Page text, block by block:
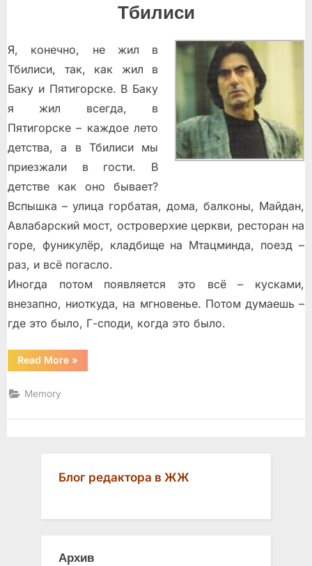
Тбилиси
Я, конечно, не жил в
Тбилиси, так, как жил в
Баку и Пятигорске. В Баку
я жил всегда, в
Пятигорске – каждое лето
детства, а в Тбилиси мы
приезжали в гости. В
детстве как оно бывает?
Вспышка – улица горбатая, дома, балконы, Майдан,
Авлабарский мост, островерхие церкви, ресторан на
горе, фуникулёр, кладбище на Мтацминда, поезд –
раз, и всё погасло.
Иногда потом появляется это всё – кусками,
внезапно, ниоткуда, на мгновенье. Потом думаешь –
где это было, Г-споди, когда это было.
Read More“Главы
из
»
Memory
Блог редактора в ЖЖ
Архив